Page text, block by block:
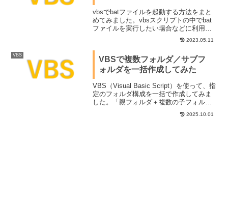
イル名の日付を自動変更したい方、日次
バッチ処理でファイルを管理したい方に
おすすめです。
vbsでbatファイルを起動する方法をまと
めてみました。vbsスクリプトの中でbat
ファイルを実行したい場合などに利用で
きるかと思います。vbsでバッチファイル
を起動する以下のvbsファイルを実行する
ことで、バッチファイルを実行可能で
す。D...
2023.05.11
VBS
VBSで複数フォルダ／サブフ
ォルダを一括作成してみた
VBS（Visual Basic Script）を使って、指
定のフォルダ構成を一括で作成してみま
した。「親フォルダ＋複数の子フォル
ダ」を自動生成したいときや、日付付き
フォルダを定期生成したい場面で便利で
2025.10.01